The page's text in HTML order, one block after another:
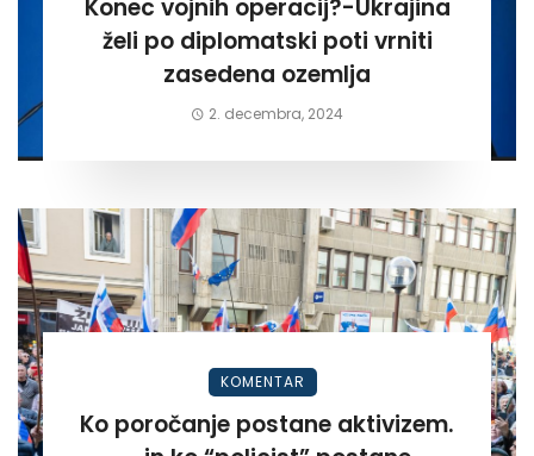
Konec vojnih operacij?-Ukrajina
želi po diplomatski poti vrniti
zasedena ozemlja
2. decembra, 2024
KOMENTAR
Ko poročanje postane aktivizem.